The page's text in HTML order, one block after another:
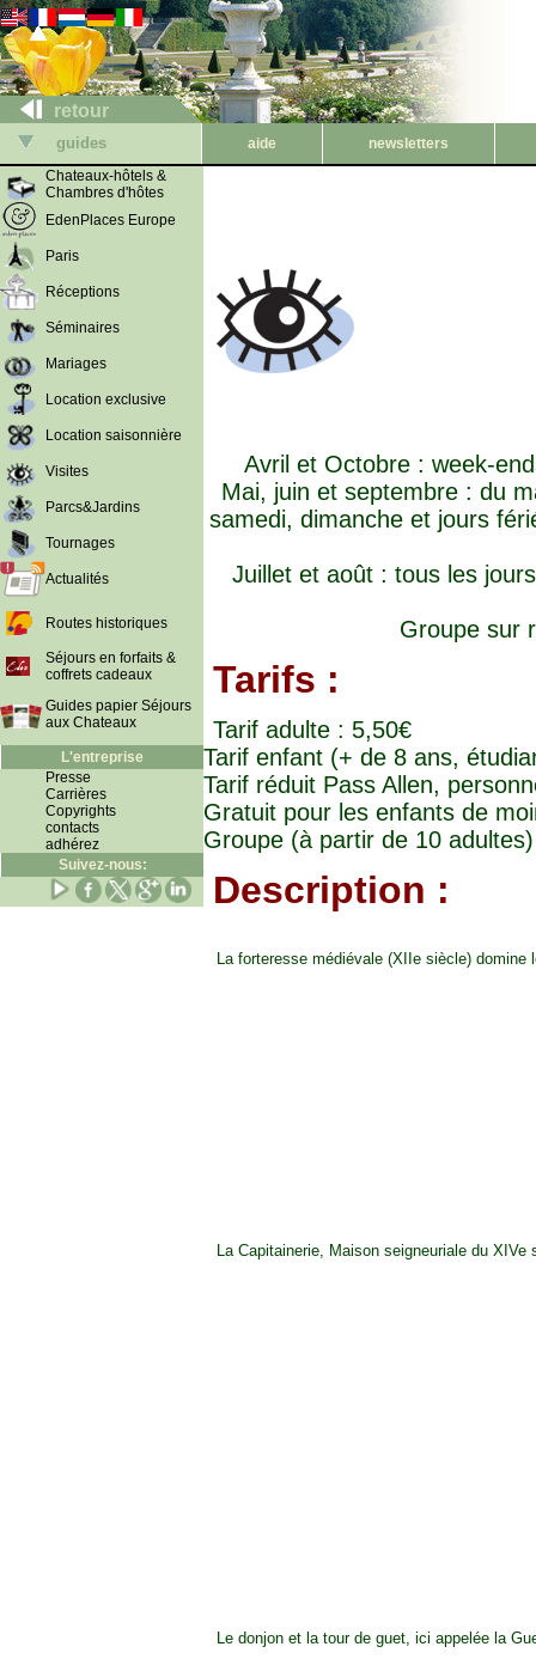
retour
guides aide
newsletters
Chateaux-hôtels &
Chambres d'hôtes
EdenPlaces Europe
Paris
Réceptions
Séminaires
Mariages
Location exclusive
Location saisonnière
Visites
Parcs&Jardins
Tournages
Actualités
Routes historiques
Séjours en forfaits &
coffrets cadeaux
Guides papier Séjours
aux Chateaux
L'entreprise
Presse
Carrières
Copyrights
contacts
adhérez
Suivez-nous:
Avril et Octobre : week-
Mai, juin et septembre : du
samedi, dimanche et jours
Juillet et août : tous les
Groupe sur
Tarifs :
Tarif adulte : 5,50€
Tarif enfant (+ de 8 ans,
Tarif réduit Pass Allen,
Gratuit pour les enfants de
Groupe (à partir de 10
Description :
La forteresse médiévale (XIIe siècle) domine
La Capitainerie, Maison seigneuriale du XIVe
Le donjon et la tour de guet, ici appelée la